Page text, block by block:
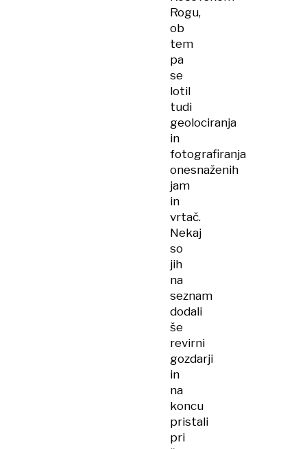
Rogu,
ob
tem
pa
se
lotil
tudi
geolociranja
in
fotografiranja
onesnaženih
jam
in
vrtač.
Nekaj
so
jih
na
seznam
dodali
še
revirni
gozdarji
in
na
koncu
pristali
pri